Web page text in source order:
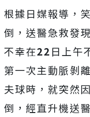
根據日媒報導，
倒，送醫急救發
不幸在22 日上午
第一次主動脈剝離
夫球時，就突然
倒，經直升機送